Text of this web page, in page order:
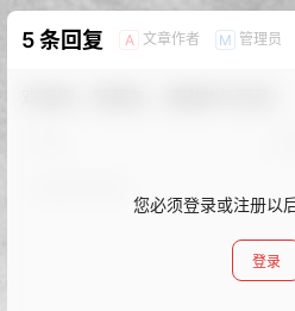
5 条回复 A 文章作者 M 管理员
您必须登录或注册以
登录